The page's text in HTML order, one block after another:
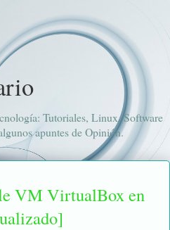
Tutoriales, Linux, Software
apuntes de Opinión.
VM VirtualBox en